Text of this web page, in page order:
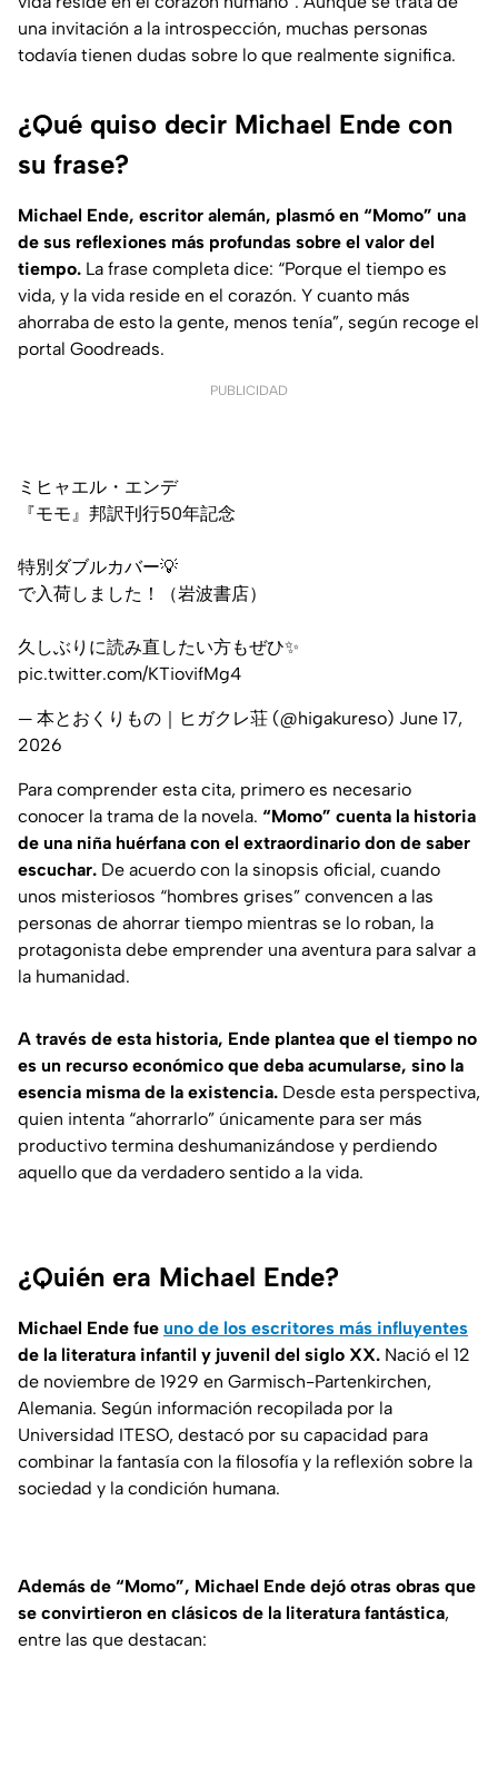
una invitación a la introspección, muchas personas
todavía tienen dudas sobre lo que realmente significa.
¿Qué quiso decir Michael Ende con
su frase?
Michael Ende, escritor alemán, plasmó en “Momo” una
de sus reflexiones más profundas sobre el valor del
tiempo. La frase completa dice: “Porque el tiempo es
vida, y la vida reside en el corazón. Y cuanto más
ahorraba de esto la gente, menos tenía”, según recoge el
portal Goodreads.
PUBLICIDAD
ミヒャエル・エンデ
『モモ』邦訳刊行50年記念
特別ダブルカバー💡
で入荷しました！（岩波書店）
久しぶりに読み直したい方もぜひ✨
pic.twitter.com/KTiovifMg4
— 本とおくりもの｜ヒガクレ荘 (@higakureso) June 17,
2026
Para comprender esta cita, primero es necesario
conocer la trama de la novela. “Momo” cuenta la historia
de una niña huérfana con el extraordinario don de saber
escuchar. De acuerdo con la sinopsis oficial, cuando
unos misteriosos “hombres grises” convencen a las
personas de ahorrar tiempo mientras se lo roban, la
protagonista debe emprender una aventura para salvar a
la humanidad.
A través de esta historia, Ende plantea que el tiempo no
es un recurso económico que deba acumularse, sino la
esencia misma de la existencia. Desde esta perspectiva,
quien intenta “ahorrarlo” únicamente para ser más
productivo termina deshumanizándose y perdiendo
aquello que da verdadero sentido a la vida.
¿Quién era Michael Ende?
Michael Ende fue uno de los escritores más influyentes
de la literatura infantil y juvenil del siglo XX. Nació el 12
de noviembre de 1929 en Garmisch-Partenkirchen,
Alemania. Según información recopilada por la
Universidad ITESO, destacó por su capacidad para
combinar la fantasía con la filosofía y la reflexión sobre la
sociedad y la condición humana.
Además de “Momo”, Michael Ende dejó otras obras que
se convirtieron en clásicos de la literatura fantástica,
entre las que destacan: